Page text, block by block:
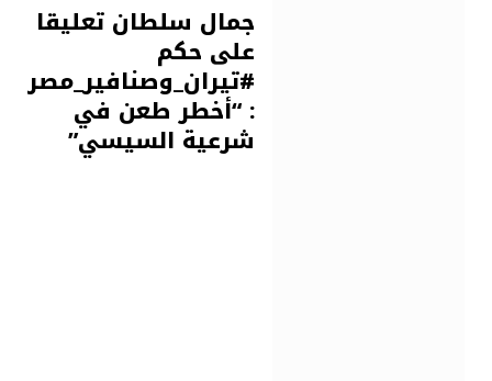
جمال سلطان تعليقا
على حكم
#تيران_وصنافير_مصرية
: “أخطر طعن في
شرعية السيسي”